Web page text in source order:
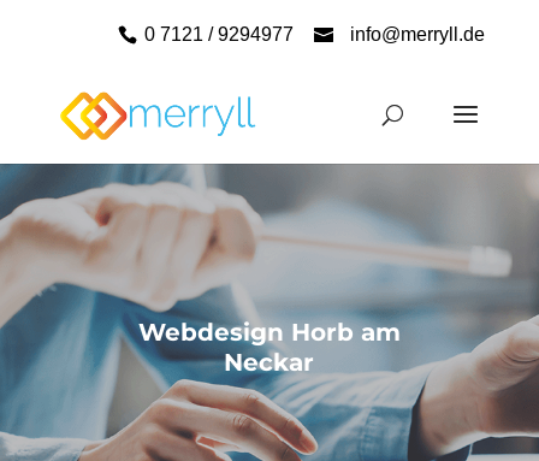
0 7121 / 9294977 info@merryll.de
Webdesign Horb am
Neckar